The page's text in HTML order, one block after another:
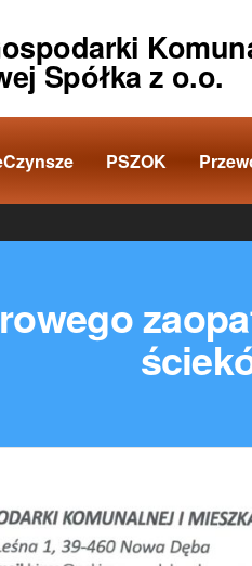
Spółka z o.o.
PSZOK